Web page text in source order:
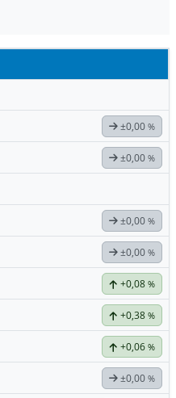
±0,00 %
±0,00 %
±0,00 %
±0,00 %
+0,08 %
+0,38 %
+0,06 %
±0,00 %